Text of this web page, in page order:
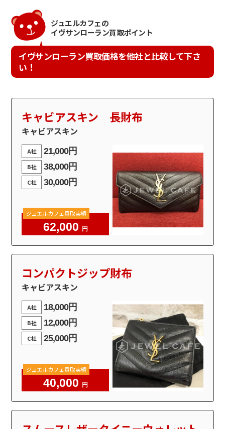
ジュエルカフェの
イヴサンローラン買取ポイント
イヴサンローラン買取価格を他社と比較して下さ
い！
キャビアスキン 長財布
キャビアスキン
A社 21,000円
B社 38,000円
C社 30,000円
ジュエルカフェ買取実績
62,000 円
コンパクトジップ財布
キャビアスキン
A社 18,000円
B社 12,000円
C社 25,000円
ジュエルカフェ買取実績
40,000 円